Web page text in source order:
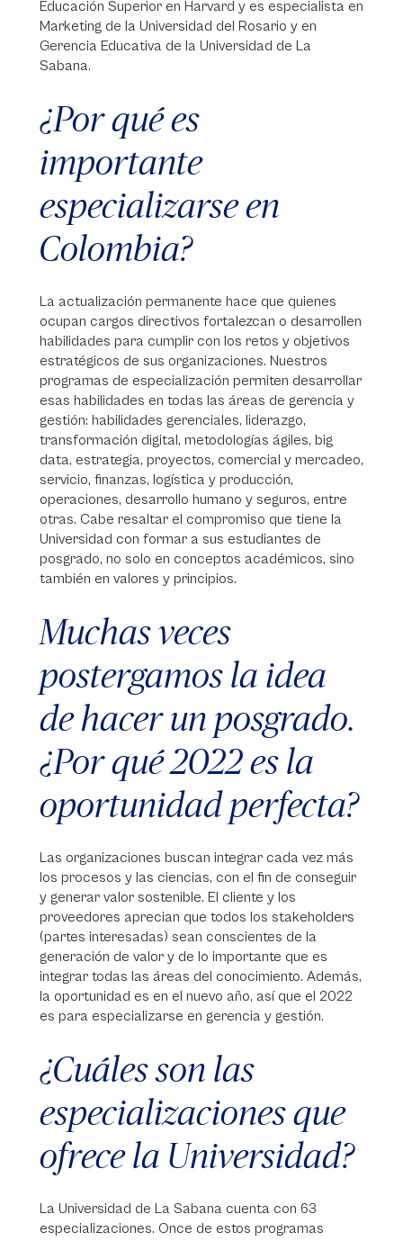
Educación Superior en Harvard y es especialista en
Marketing de la Universidad del Rosario y en
Gerencia Educativa de la Universidad de La
Sabana.
¿Por qué es
importante
especializarse en
Colombia?
La actualización permanente hace que quienes
ocupan cargos directivos fortalezcan o desarrollen
habilidades para cumplir con los retos y objetivos
estratégicos de sus organizaciones. Nuestros
programas de especialización permiten desarrollar
esas habilidades en todas las áreas de gerencia y
gestión: habilidades gerenciales, liderazgo,
transformación digital, metodologías ágiles, big
data, estrategia, proyectos, comercial y mercadeo,
servicio, finanzas, logística y producción,
operaciones, desarrollo humano y seguros, entre
otras. Cabe resaltar el compromiso que tiene la
Universidad con formar a sus estudiantes de
posgrado, no solo en conceptos académicos, sino
también en valores y principios.
Muchas veces
postergamos la idea
de hacer un posgrado.
¿Por qué 2022 es la
oportunidad perfecta?
Las organizaciones buscan integrar cada vez más
los procesos y las ciencias, con el fin de conseguir
y generar valor sostenible. El cliente y los
proveedores aprecian que todos los stakeholders
(partes interesadas) sean conscientes de la
generación de valor y de lo importante que es
integrar todas las áreas del conocimiento. Además,
la oportunidad es en el nuevo año, así que el 2022
es para especializarse en gerencia y gestión.
¿Cuáles son las
especializaciones que
ofrece la Universidad?
La Universidad de La Sabana cuenta con 63
especializaciones. Once de estos programas